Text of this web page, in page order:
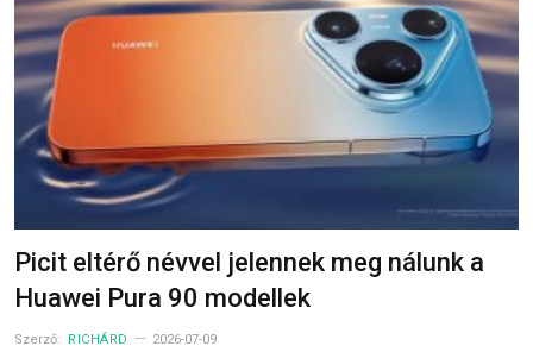
Picit eltérő névvel jelennek meg nálunk a
Huawei Pura 90 modellek
Szerző: RICHÁRD 2026-07-09